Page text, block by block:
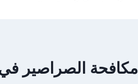
مكافحة الصراصير